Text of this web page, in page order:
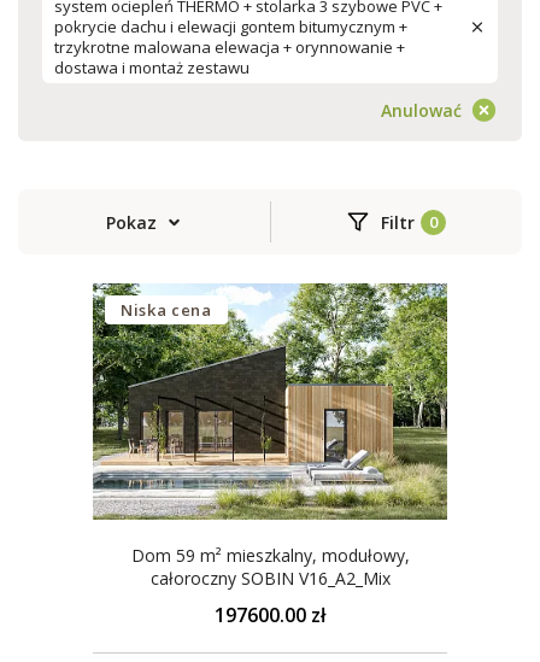
system ociepleń THERMO + stolarka 3 szybowe PVC +
pokrycie dachu i elewacji gontem bitumycznym +
trzykrotne malowana elewacja + orynnowanie +
dostawa i montaż zestawu
Anulować
Pokaz Filtr
Niska cena
Dom 59 m² mieszkalny, modułowy,
całoroczny SOBIN V16_A2_Mix
197600.00 zł